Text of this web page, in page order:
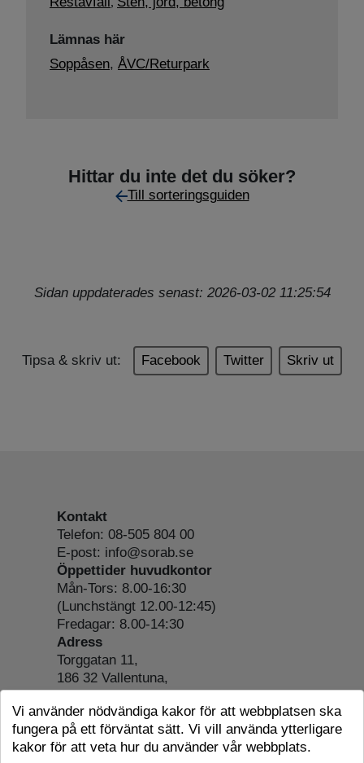
Lämnas här
Soppåsen, ÅVC/Returpark
Hittar du inte det du söker?
Till sorteringsguiden
Sidan uppdaterades senast: 2026-03-02 11:25:54
Tipsa & skriv ut: Facebook Twitter Skriv ut
Kontakt
Telefon: 08-505 804 00
E-post: info@sorab.se
Öppettider huvudkontor
Mån-Tors: 8.00-16:30
(Lunchstängt 12.00-12:45)
Fredagar: 8.00-14:30
Adress
Torggatan 11,
186 32 Vallentuna,
Org.nr: 556197-4022
Om webbplatsen
Tillgänglighetsredogörelse
Cookie-information
Vi använder nödvändiga kakor för att webbplatsen ska
fungera på ett förväntat sätt. Vi vill använda ytterligare
kakor för att veta hur du använder vår webbplats.